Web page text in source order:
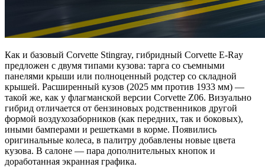
Как и базовый Corvette Stingray, гибридный Corvette E-Ray
предложен с двумя типами кузова: тарга со съемными
панелями крыши или полноценный родстер со складной
крышей. Расширенный кузов (2025 мм против 1933 мм) —
такой же, как у флагманской версии Corvette Z06. Визуально
гибрид отличается от бензиновых родственников другой
формой воздухозаборников (как передних, так и боковых),
иными бамперами и решетками в корме. Появились
оригинальные колеса, в палитру добавлены новые цвета
кузова. В салоне — пара дополнительных кнопок и
доработанная экранная графика.